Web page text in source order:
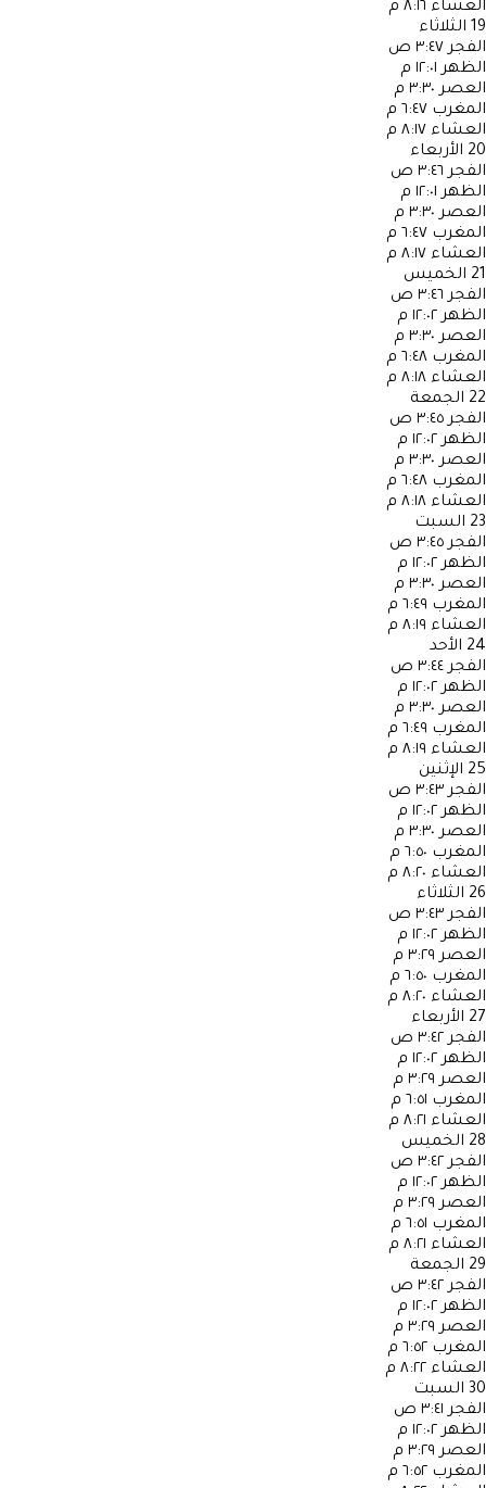
العشاء ٨:١٦ م
19 الثلاثاء
الفجر ٣:٤٧ ص
الظهر ١٢:٠١ م
العصر ٣:٣٠ م
المغرب ٦:٤٧ م
العشاء ٨:١٧ م
20 الأربعاء
الفجر ٣:٤٦ ص
الظهر ١٢:٠١ م
العصر ٣:٣٠ م
المغرب ٦:٤٧ م
العشاء ٨:١٧ م
21 الخميس
الفجر ٣:٤٦ ص
الظهر ١٢:٠٢ م
العصر ٣:٣٠ م
المغرب ٦:٤٨ م
العشاء ٨:١٨ م
22 الجمعة
الفجر ٣:٤٥ ص
الظهر ١٢:٠٢ م
العصر ٣:٣٠ م
المغرب ٦:٤٨ م
العشاء ٨:١٨ م
23 السبت
الفجر ٣:٤٥ ص
الظهر ١٢:٠٢ م
العصر ٣:٣٠ م
المغرب ٦:٤٩ م
العشاء ٨:١٩ م
24 الأحد
الفجر ٣:٤٤ ص
الظهر ١٢:٠٢ م
العصر ٣:٣٠ م
المغرب ٦:٤٩ م
العشاء ٨:١٩ م
25 الإثنين
الفجر ٣:٤٣ ص
الظهر ١٢:٠٢ م
العصر ٣:٣٠ م
المغرب ٦:٥٠ م
العشاء ٨:٢٠ م
26 الثلاثاء
الفجر ٣:٤٣ ص
الظهر ١٢:٠٢ م
العصر ٣:٢٩ م
المغرب ٦:٥٠ م
العشاء ٨:٢٠ م
27 الأربعاء
الفجر ٣:٤٢ ص
الظهر ١٢:٠٢ م
العصر ٣:٢٩ م
المغرب ٦:٥١ م
العشاء ٨:٢١ م
28 الخميس
الفجر ٣:٤٢ ص
الظهر ١٢:٠٢ م
العصر ٣:٢٩ م
المغرب ٦:٥١ م
العشاء ٨:٢١ م
29 الجمعة
الفجر ٣:٤٢ ص
الظهر ١٢:٠٢ م
العصر ٣:٢٩ م
المغرب ٦:٥٢ م
العشاء ٨:٢٢ م
30 السبت
الفجر ٣:٤١ ص
الظهر ١٢:٠٢ م
العصر ٣:٢٩ م
المغرب ٦:٥٢ م